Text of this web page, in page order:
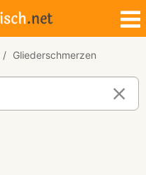
Gliederschmerzen